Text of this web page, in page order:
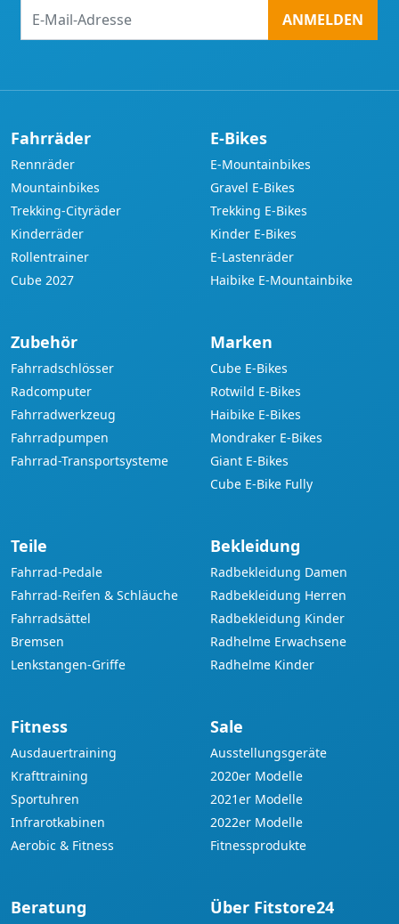
Mail-
ANMELDEN
Fahrräder
Rennräder
Mountainbikes
Trekking-Cityräder
Kinderräder
Rollentrainer
Cube 2027
E-Bikes
E-Mountainbikes
Gravel E-Bikes
Trekking E-Bikes
Kinder E-Bikes
E-Lastenräder
Haibike E-Mountainbike
Zubehör
Fahrradschlösser
Radcomputer
Fahrradwerkzeug
Fahrradpumpen
Fahrrad-Transportsysteme
Marken
Cube E-Bikes
Rotwild E-Bikes
Haibike E-Bikes
Mondraker E-Bikes
Giant E-Bikes
Cube E-Bike Fully
Teile
Fahrrad-Pedale
Fahrrad-Reifen & Schläuche
Fahrradsättel
Bremsen
Lenkstangen-Griffe
Bekleidung
Radbekleidung Damen
Radbekleidung Herren
Radbekleidung Kinder
Radhelme Erwachsene
Radhelme Kinder
Fitness
Ausdauertraining
Krafttraining
Sportuhren
Infrarotkabinen
Aerobic & Fitness
Sale
Ausstellungsgeräte
2020er Modelle
2021er Modelle
2022er Modelle
Fitnessprodukte
Beratung Über Fitstore24